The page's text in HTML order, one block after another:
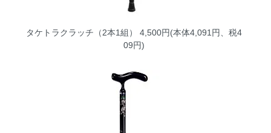
タケトラクラッチ（2本1組）
4,500円(本体4,091円、税4
09円)